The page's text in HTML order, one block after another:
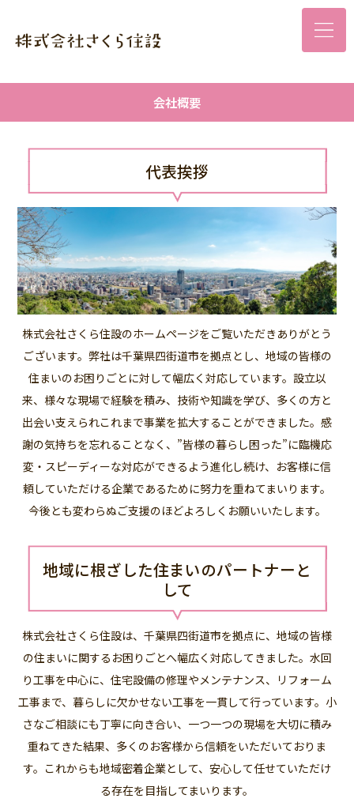
会社概要
代表挨拶
株式会社さくら住設のホームページをご覧いただきありがとう
ございます。弊社は千葉県四街道市を拠点とし、地域の皆様の
住まいのお困りごとに対して幅広く対応しています。設立以
来、様々な現場で経験を積み、技術や知識を学び、多くの方と
出会い支えられこれまで事業を拡大することができました。感
謝の気持ちを忘れることなく、”皆様の暮らし困った”に臨機応
変・スピーディーな対応ができるよう進化し続け、お客様に信
頼していただける企業であるために努力を重ねてまいります。
今後とも変わらぬご支援のほどよろしくお願いいたします。
地域に根ざした住まいのパートナーと
して
株式会社さくら住設は、千葉県四街道市を拠点に、地域の皆様
の住まいに関するお困りごとへ幅広く対応してきました。水回
り工事を中心に、住宅設備の修理やメンテナンス、リフォーム
工事まで、暮らしに欠かせない工事を一貫して行っています。小
さなご相談にも丁寧に向き合い、一つ一つの現場を大切に積み
重ねてきた結果、多くのお客様から信頼をいただいておりま
す。これからも地域密着企業として、安心して任せていただけ
る存在を目指してまいります。